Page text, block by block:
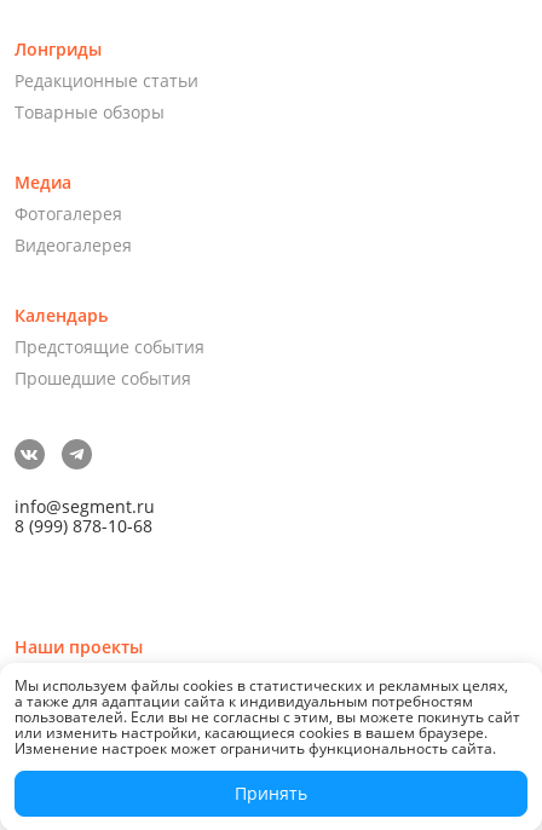
Лонгриды
Редакционные статьи
Товарные обзоры
Медиа
Фотогалерея
Видеогалерея
Календарь
Предстоящие события
Прошедшие события
info@segment.ru
8 (999) 878-10-68
Наши проекты
© 2026 СЕГМЕНТ. Все права защищены. 0.21076
Мы используем файлы cookies в статистических и рекламных целях,
а также для адаптации сайта к индивидуальным потребностям
пользователей. Если вы не согласны с этим, вы можете покинуть сайт
или изменить настройки, касающиеся cookies в вашем браузере.
Изменение настроек может ограничить функциональность сайта.
Принять